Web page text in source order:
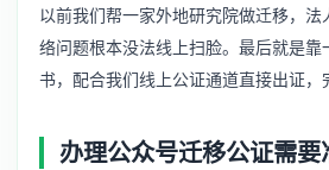
以前我们帮一家外地研究院做迁移，法
络问题根本没法线上扫脸。最后就是靠
书，配合我们线上公证通道直接出证，
办理公众号迁移公证需要